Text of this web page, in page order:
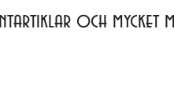
och mycket